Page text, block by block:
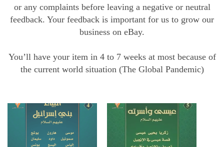
or any complaints before leaving a negative or neutral
feedback. Your feedback is important for us to grow our
business on eBay.
You’ll have your item in 4 to 7 weeks at most because of
the current world situation (The Global Pandemic)